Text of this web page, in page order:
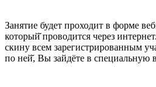
Занятие будет проходит в форме
который̆ проводится через
скину всем зарегистрированным
по ней̆, Вы зайдёте в специальную